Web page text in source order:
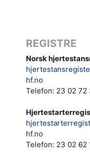
REGISTRE
Norsk
hf.no
Telefon: 23 02 72
hf.no
Telefon: 23 02 62